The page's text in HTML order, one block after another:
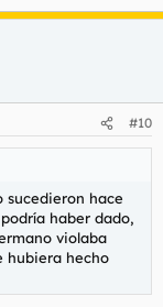
#10
sucedieron hace
haber dado,
violaba
hubiera hecho